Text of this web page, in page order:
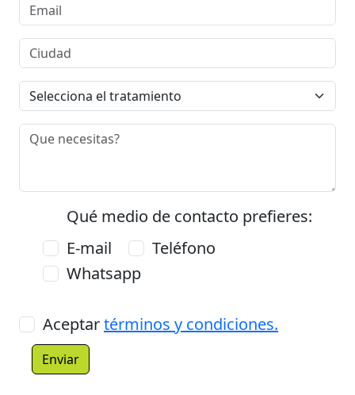
Qué medio de contacto prefieres:
E-mail
Teléfono
Whatsapp
Aceptartérminos y condiciones.
Enviar